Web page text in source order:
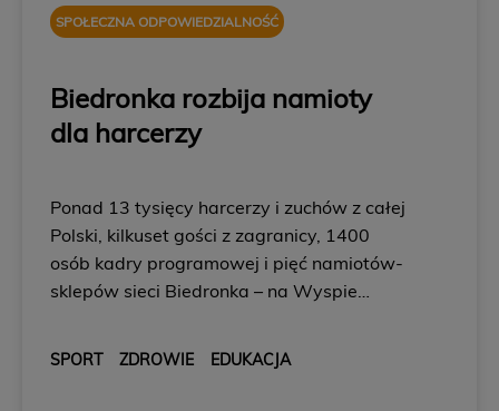
SPOŁECZNA ODPOWIEDZIALNOŚĆ
Biedronka rozbija namioty
dla harcerzy
Ponad 13 tysięcy harcerzy i zuchów z całej
Polski, kilkuset gości z zagranicy, 1400
osób kadry programowej i pięć namiotów-
sklepów sieci Biedronka – na Wyspie
za sprawą Zlotu Związku Harcerstw...
SPORT ZDROWIE EDUKACJA